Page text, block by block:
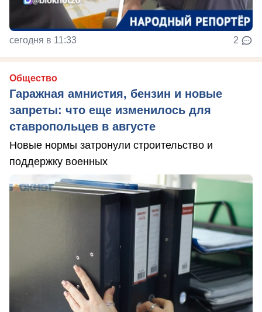
сегодня в 11:33 2
Общество
Гаражная амнистия, бензин и новые
запреты: что еще изменилось для
ставропольцев в августе
Новые нормы затронули строительство и
поддержку военных